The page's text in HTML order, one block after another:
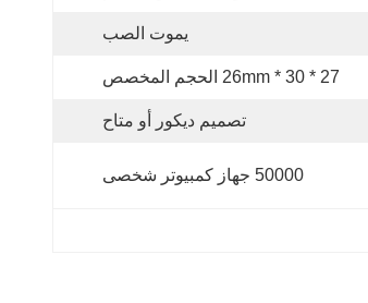
يموت الصب
27 * 30 * 26mm الحجم المخصص
تصميم ديكور أو متاح
50000 جهاز كمبيوتر شخصى